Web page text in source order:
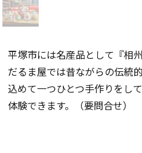
平塚市には名産品として『相
だるま屋では昔ながらの伝統
込めて一つひとつ手作りをし
体験できます。（要問合せ）